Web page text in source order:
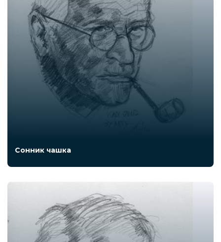
Сонник чашка